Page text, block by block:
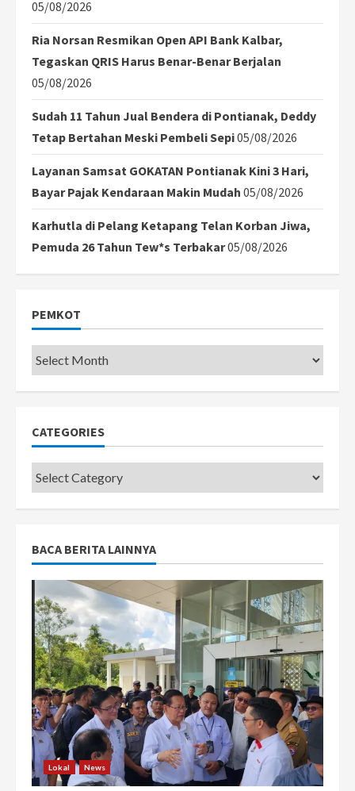
05/08/2026
Ria Norsan Resmikan Open API Bank Kalbar,
Tegaskan QRIS Harus Benar-Benar Berjalan
05/08/2026
Sudah 11 Tahun Jual Bendera di Pontianak, Deddy
Tetap Bertahan Meski Pembeli Sepi05/08/2026
Layanan Samsat GOKATAN Pontianak Kini 3 Hari,
Bayar Pajak Kendaraan Makin Mudah 05/08/2026
Karhutla di Pelang Ketapang Telan Korban Jiwa,
Pemuda 26 Tahun Tew*s Terbakar05/08/2026
PEMKOT
Pemkot
CATEGORIES
Categories
BACA BERITA LAINNYA
Lokal News